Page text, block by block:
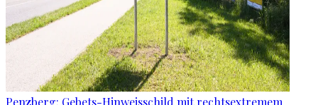
Penzberg: Gebets-Hinweisschild mit rechtsextremem